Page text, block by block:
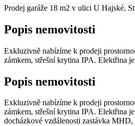
Prodej garáže 18 m2 v ulici U Hajské,
Popis nemovitosti
Exkluzivně nabízíme k prodeji
zámkem, střešní krytina IPA. Elektřina
Popis nemovitosti
Exkluzivně nabízíme k prodeji
zámkem, střešní krytina IPA. Elektřina
docházkové vzdálenosti zastávka